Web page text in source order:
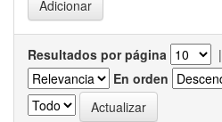
Resultados por página |
En orden